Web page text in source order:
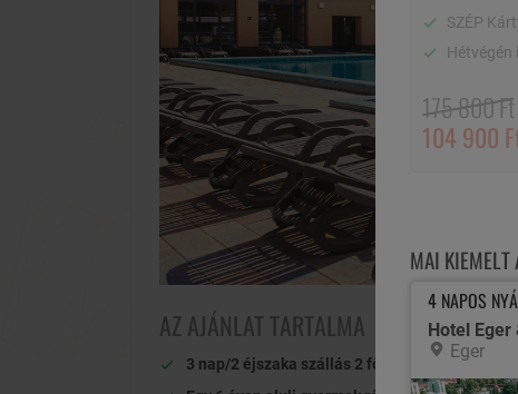
AZ AJÁNLAT TARTALMA
3 nap/2 éjszaka szállás 2 fő részére
standard
SZÉP
Hétvégén
175 800 Ft
104 900
MAI KIEMELT
4 NAPOS
Hotel Eger
Eger